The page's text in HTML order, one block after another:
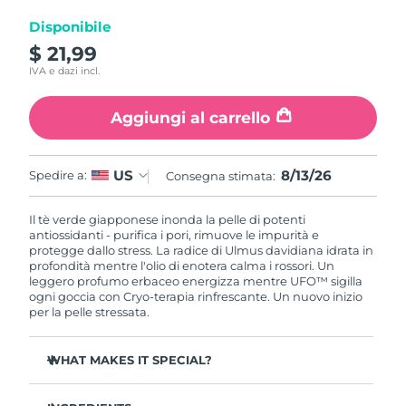
Disponibile
$ 21,99
IVA e dazi incl.
Aggiungi al carrello
Spedire a: US Consegna stimata: 8/13/26
Il tè verde giapponese inonda la pelle di potenti
antiossidanti - purifica i pori, rimuove le impurità e
protegge dallo stress. La radice di Ulmus davidiana idrata in
profondità mentre l'olio di enotera calma i rossori. Un
leggero profumo erbaceo energizza mentre UFO™ sigilla
ogni goccia con Cryo-terapia rinfrescante. Un nuovo inizio
per la pelle stressata.
WHAT MAKES IT SPECIAL?
RAS di Macao
Malta Consegna stimata 12/8/26
Messico Consegna stimata
Monaco Consegna stimata
Paesi Bassi Consegna stimata12/8/26
Nuova Zelanda Consegna stimata 12/8/26
Norvegia Consegna stimata12/8/26
Oman Consegna stimata15/8/26